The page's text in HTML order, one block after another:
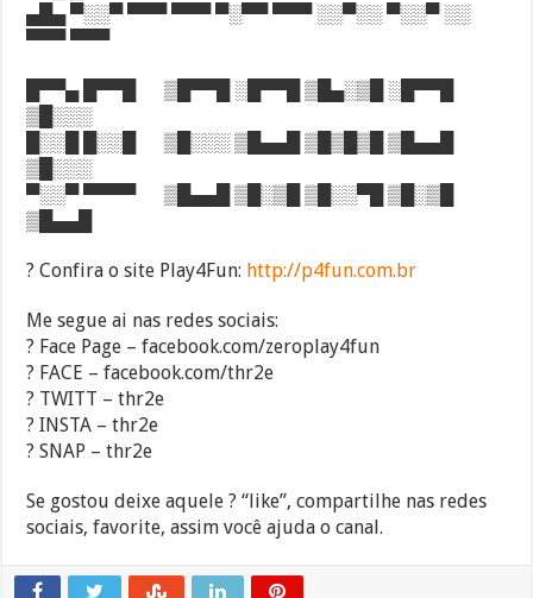
▄█▄ ▀░░▀ ▀▀▀ ▀▀▀ ▀░▀▀ ▀▀▀ ░░▀░░ ▀░░▀ ░░
▀▀▀ ▀▀▀
█▀▀▄ █▀▀█ ▒█▀▀█ ░█▀▀█ ▒█▄░▒█ ░█▀▀█
▒█░░░
█░░█ █░░█ ▒█░░░ ▒█▄▄█ ▒█▒█▒█ ▒█▄▄█
▒█░░░
▀░░▀ ▀▀▀▀ ▒█▄▄█ ▒█░▒█ ▒█░░▀█ ▒█░▒█
▒█▄▄█
? Confira o site Play4Fun: http://p4fun.com.br
Me segue ai nas redes sociais:
? Face Page – facebook.com/zeroplay4fun
? FACE – facebook.com/thr2e
? TWITT – thr2e
? INSTA – thr2e
? SNAP – thr2e
Se gostou deixe aquele ? “like”, compartilhe nas redes
sociais, favorite, assim você ajuda o canal.